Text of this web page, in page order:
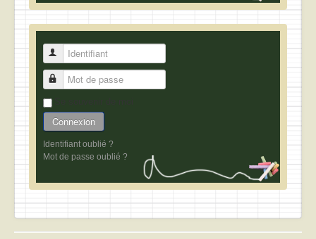
Identifiant
Mot de passe
Connexion
Identifiant oublié ?
Mot de passe oublié ?